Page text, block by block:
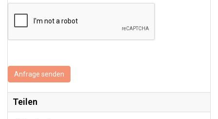
Anfrage senden
Teilen